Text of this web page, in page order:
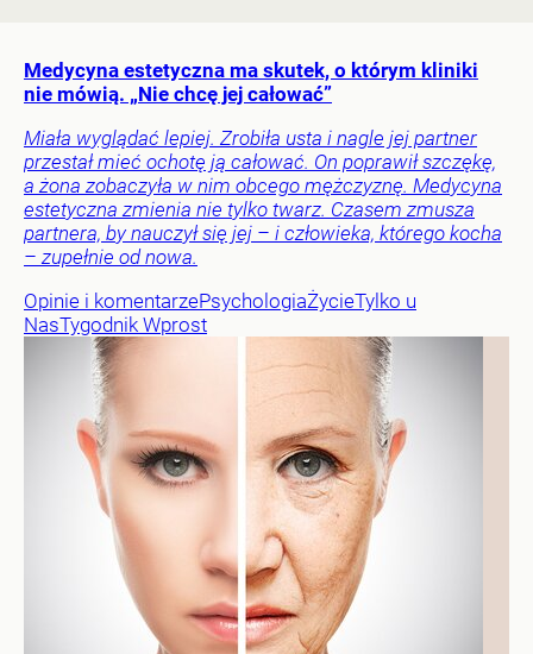
Medycyna estetyczna ma skutek, o którym kliniki
nie mówią. „Nie chcę jej całować”
Miała wyglądać lepiej. Zrobiła usta i nagle jej partner
przestał mieć ochotę ją całować. On poprawił szczękę,
a żona zobaczyła w nim obcego mężczyznę. Medycyna
estetyczna zmienia nie tylko twarz. Czasem zmusza
partnera, by nauczył się jej – i człowieka, którego kocha
– zupełnie od nowa.
Opinie i komentarzePsychologiaŻycieTylko u
NasTygodnik Wprost